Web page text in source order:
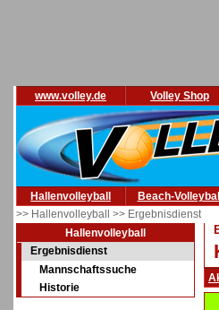
www.volley.de Volley Shop
Hallenvolleyball Beach-Volleyball
>> Hallenvolleyball >> Ergebnisdienst
Hallenvolleyball
Ergebnisdienst
Mannschaftssuche
Historie